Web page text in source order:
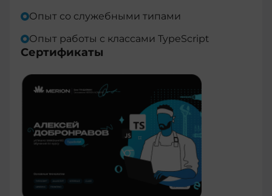
Опыт со служебными типами
Опыт работы с классами TypeScript
Сертификаты